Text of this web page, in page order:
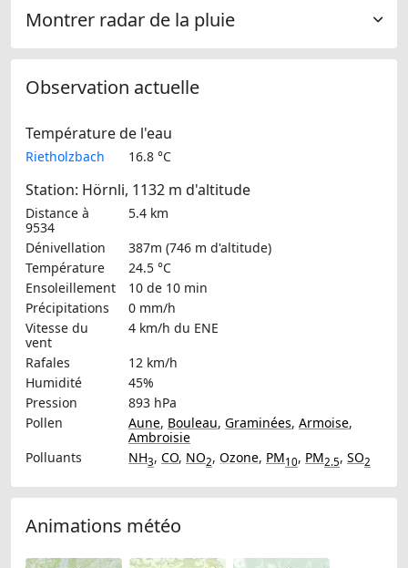
Montrer radar de la pluie
Observation actuelle
Température de l'eau
Rietholzbach 16.8 °C
Station: Hörnli, 1132 m d'altitude
Distance à
9534
5.4 km
Dénivellation
387m (746 m d'altitude)
Température
24.5 °C
Ensoleillement
10 de 10 min
Précipitations
0 mm/h
Vitesse du
vent
4 km/h du ENE
Rafales
12 km/h
Humidité
45%
Pression
893 hPa
Pollen
Aune, Bouleau, Graminées, Armoise,
Ambroisie
Polluants
NH3, CO, NO2, Ozone, PM10, PM2.5, SO2
Animations météo